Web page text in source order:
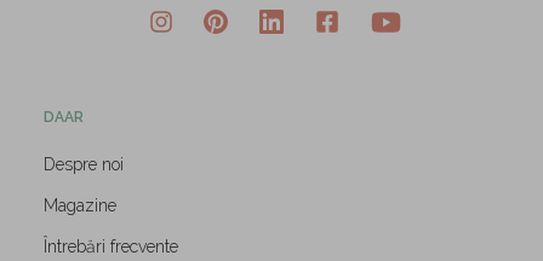
DAAR
Despre noi
Magazine
Întrebări frecvente